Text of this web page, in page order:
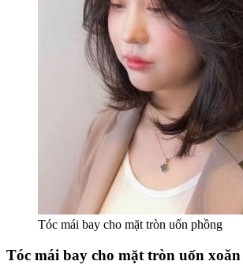
Tóc mái bay cho mặt tròn uốn phồng
Tóc mái bay cho mặt tròn uốn xoăn